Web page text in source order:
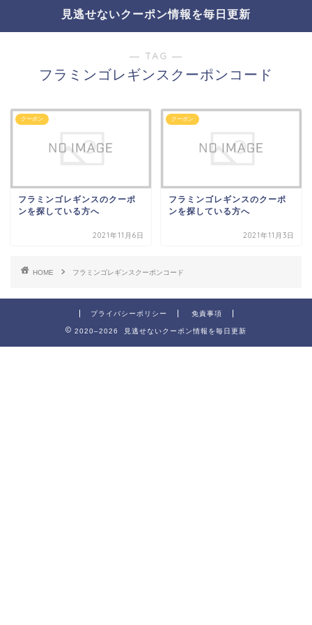
見逃せないクーポン情報を毎日更新
― TAG ―
フラミンゴレギンスクーポンコード
クーポン
フラミンゴレギンスのクーポ
ンを探している方へ
2021年11月6日
クーポン
フラミンゴレギンスのクーポ
ンを探している方へ
2021年11月3日
HOME フラミンゴレギンスクーポンコード
プライバシーポリシー 免責事項
2020–2026 見逃せないクーポン情報を毎日更新